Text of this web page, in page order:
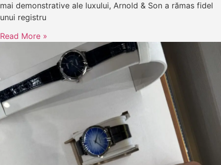
mai demonstrative ale luxului, Arnold & Son a rămas fidel
unui registru
Read More »